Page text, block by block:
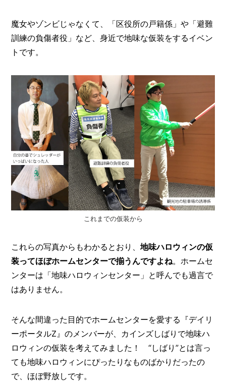
ー
C
R
E
A
ユ
ー
ザ
ー /
C
U
S
T
O
M
E
ス
タ
ッ
フ /
A
Z
-
S
T
A
F
魔女やゾンビじゃなくて、「区役所の戸籍係」や「避難
訓練の負傷者役」など、身近で地味な仮装をするイベン
トです。
これまでの仮装から
これらの写真からもわかるとおり、地味ハロウィンの仮
装ってほぼホームセンターで揃うんですよね。ホームセ
ンターは「地味ハロウィンセンター」と呼んでも過言で
はありません。
そんな間違った目的でホームセンターを愛する『デイリ
ーポータルZ』のメンバーが、カインズしばりで地味ハ
ロウィンの仮装を考えてみました！ “しばり”とは言っ
ても地味ハロウィンにぴったりなものばかりだったの
で、ほぼ野放しです。